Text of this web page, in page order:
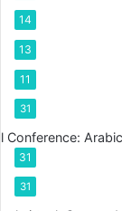
14
13
11
31
Conference:
31
31